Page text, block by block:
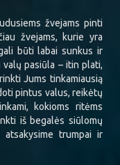
žvejams pinti
žvejams, kurie yra
būti labai sunkus ir
valų pasiūla – itin plati,
Jums tinkamiausią
pintus valus, reikėtų
kokioms ritėms
iš begalės siūlomų
trumpai ir